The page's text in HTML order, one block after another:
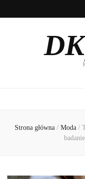
Strona główna / Moda /